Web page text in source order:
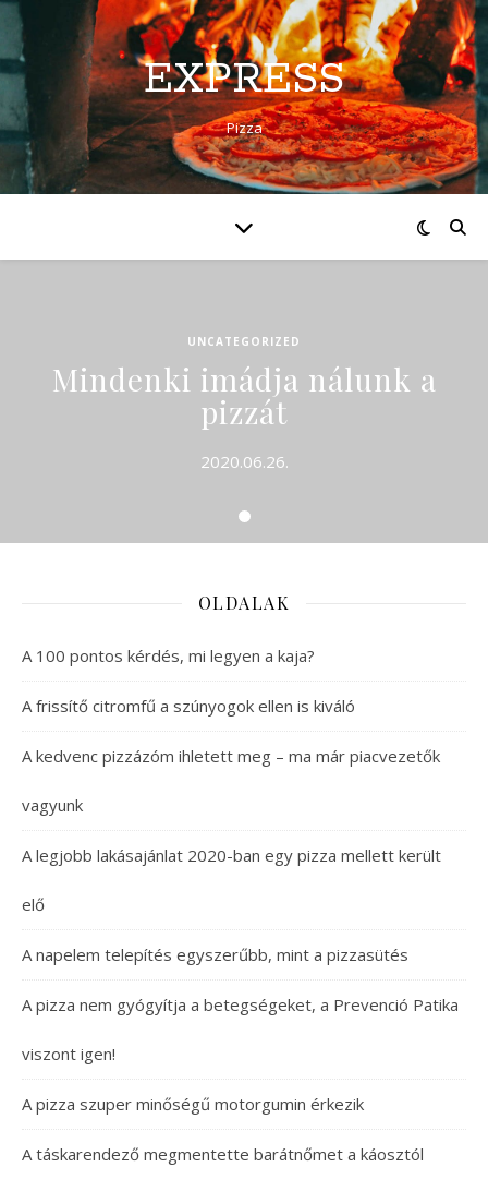
EXPRESS
Pizza
UNCATEGORIZED
Mindenki imádja nálunk a
pizzát
2020.06.26.
OLDALAK
A 100 pontos kérdés, mi legyen a kaja?
A frissítő citromfű a szúnyogok ellen is kiváló
A kedvenc pizzázóm ihletett meg – ma már piacvezetők
vagyunk
A legjobb lakásajánlat 2020-ban egy pizza mellett került
elő
A napelem telepítés egyszerűbb, mint a pizzasütés
A pizza nem gyógyítja a betegségeket, a Prevenció Patika
viszont igen!
A pizza szuper minőségű motorgumin érkezik
A táskarendező megmentette barátnőmet a káosztól